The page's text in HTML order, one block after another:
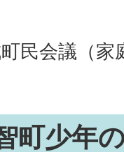
町民会議（
町少年